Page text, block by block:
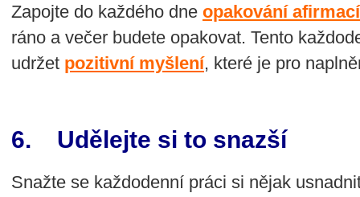
Zapojte do každého dne opakování afirmací
ráno a večer budete opakovat. Tento
udržet pozitivní myšlení, které je pro
6. Udělejte si to snazší
Snažte se každodenní práci si nějak